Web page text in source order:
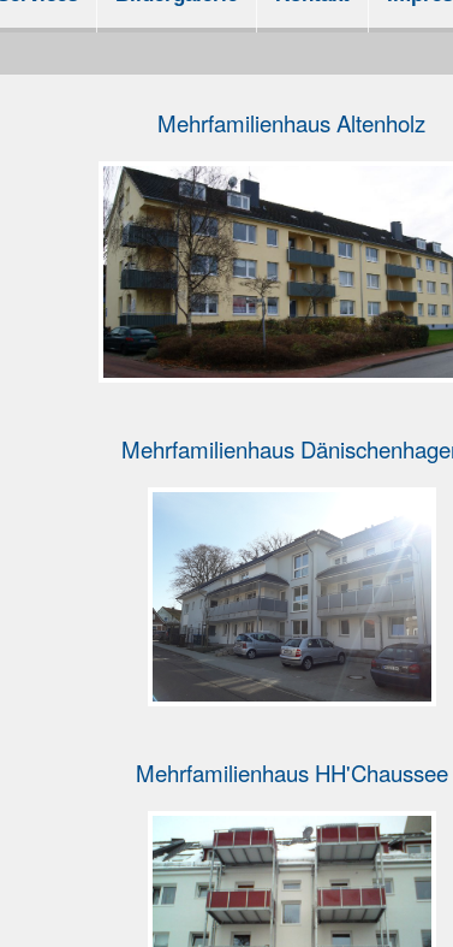
Mehrfamilienhaus Altenholz
Mehrfamilienhaus
Mehrfamilienhaus HH'Chaussee